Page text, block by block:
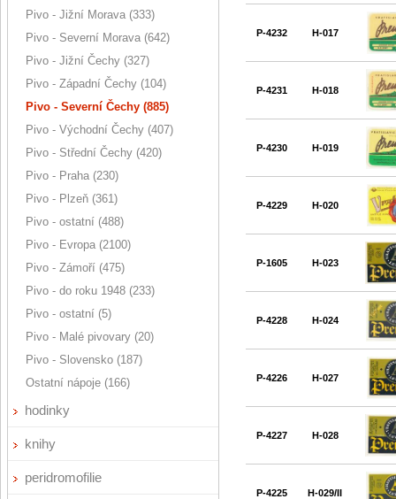
Pivo - Jižní Morava (333)
Pivo - Severní Morava (642)
Pivo - Jižní Čechy (327)
Pivo - Západní Čechy (104)
Pivo - Severní Čechy (885)
Pivo - Východní Čechy (407)
Pivo - Střední Čechy (420)
Pivo - Praha (230)
Pivo - Plzeň (361)
Pivo - ostatní (488)
Pivo - Evropa (2100)
Pivo - Zámoří (475)
Pivo - do roku 1948 (233)
Pivo - ostatní (5)
Pivo - Malé pivovary (20)
Pivo - Slovensko (187)
Ostatní nápoje (166)
hodinky
knihy
peridromofilie
P-4232 H-017
P-4231 H-018
P-4230 H-019
P-4229 H-020
P-1605 H-023
P-4228 H-024
P-4226 H-027
P-4227 H-028
P-4225 H-029/II